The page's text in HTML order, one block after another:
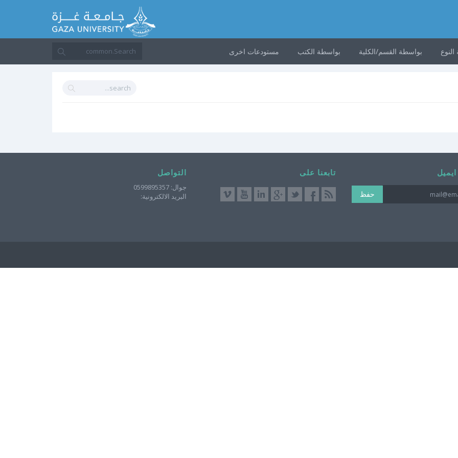
بواسطة القسم/الكلية بواسطة الكتب مستودعات اخرى
حفظ
تابعنا على التواصل
جوال: 0599895357
البريد الالكترونية: